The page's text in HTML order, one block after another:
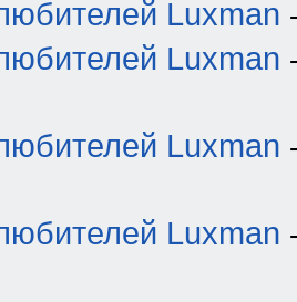
Luxman
Luxman
Luxman
Luxman